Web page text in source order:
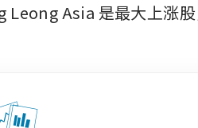
Leong Asia 是最大上涨